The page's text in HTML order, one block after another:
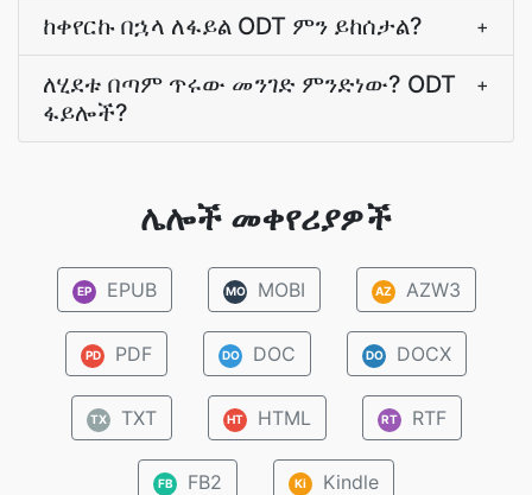
ከቀየርኩ በኋላ ለፋይል ODT ምን ይከሰታል? +
ለሂደቱ በጣም ጥሩው መንገድ ምንድነው? ODT
ፋይሎች?
+
ሌሎች መቀየሪያዎች
EP EPUB MO MOBI AZ AZW3
PD PDF DO DOC DO DOCX
TX TXT HT HTML RT RTF
FB FB2 Ki Kindle